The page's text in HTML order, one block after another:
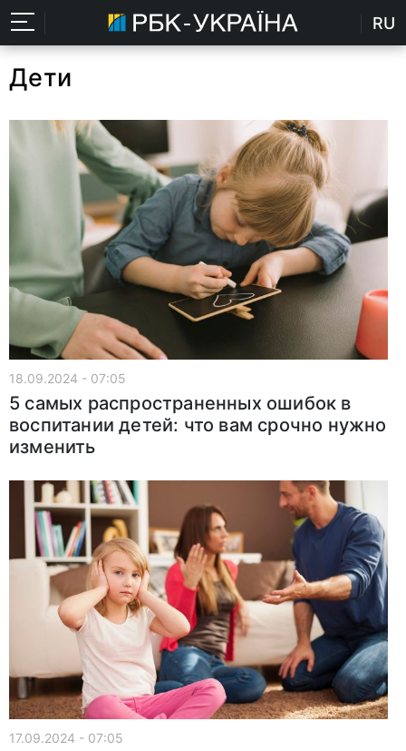
RU
Дети
18.09.2024 - 07:05
5 самых распространенных ошибок в
воспитании детей: что вам срочно нужно
изменить
17.09.2024 - 07:05